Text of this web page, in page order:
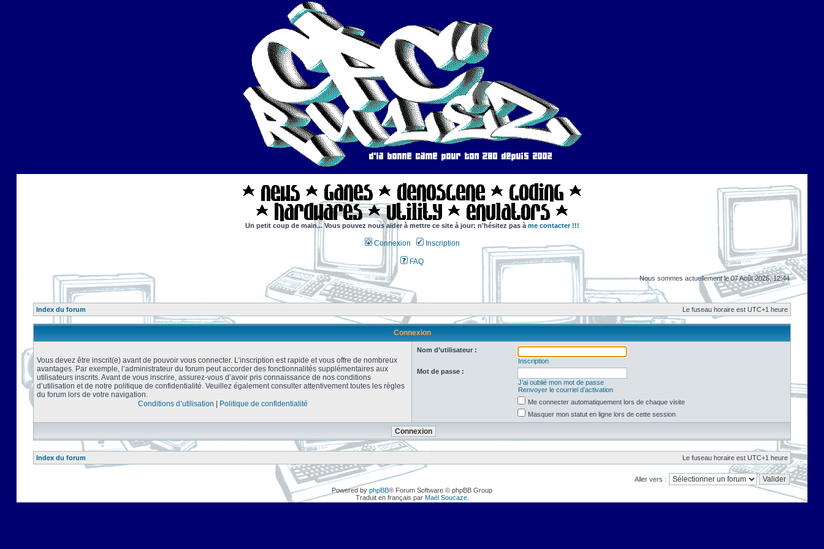
Un petit coup de main... Vous pouvez nous aider à mettre ce site à jour: n'hésitez pas à me contacter !!!
Connexion Inscription
FAQ
Nous sommes actuellement le 07 Août 2026, 12:44
Index du forum Le fuseau horaire est UTC+1 heure
Connexion
Vous devez être inscrit(e) avant de pouvoir vous connecter. L’inscription est rapide et vous offre de nombreux
avantages. Par exemple, l’administrateur du forum peut accorder des fonctionnalités supplémentaires aux
utilisateurs inscrits. Avant de vous inscrire, assurez-vous d’avoir pris connaissance de nos conditions
d’utilisation et de notre politique de confidentialité. Veuillez également consulter attentivement toutes les règles
du forum lors de votre navigation.
Conditions d’utilisation
Politique de confidentialité
Nom d’utilisateur :
Inscription
Mot de passe :
J’ai oublié mon mot de passe
Renvoyer le courriel d’activation
Me connecter automatiquement lors de chaque visite
Masquer mon statut en ligne lors de cette session
Index du forum Le fuseau horaire est UTC+1 heure
Aller vers :
Powered by phpBB® Forum Software © phpBB Group
Traduit en français par Maël Soucaze.